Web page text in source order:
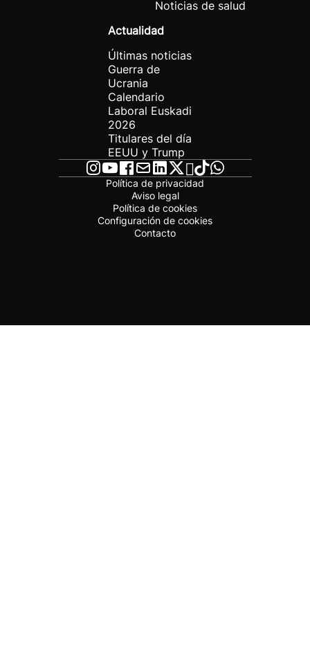
Noticias de salud
Actualidad
Últimas noticias
Guerra de
Ucrania
Calendario
Laboral Euskadi
2026
Titulares del día
EEUU y Trump
Política de privacidad
Aviso legal
Política de cookies
Configuración de cookies
Contacto